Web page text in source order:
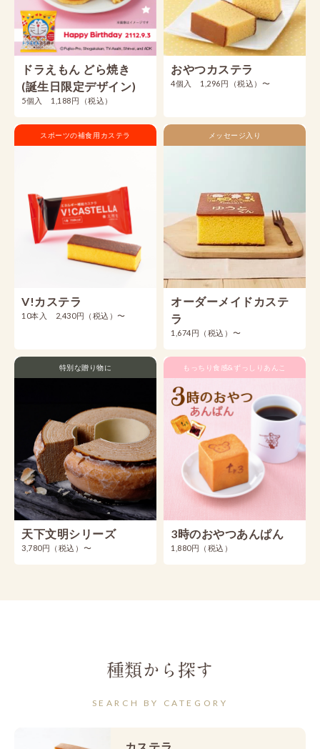
ドラえもん どら焼き
(誕生日限定デザイン)
5個入 1,188円（税込）
おやつカステラ
4個入 1,296円（税込）〜
スポーツの補食用カステラ
V!カステラ
10本入 2,430円（税込）〜
メッセージ入り
オーダーメイドカステ
ラ
1,674円（税込）〜
特別な贈り物に
天下文明シリーズ
3,780円（税込）〜
もっちり食感&ずっしりあんこ
3時のおやつあんぱん
1,880円（税込）
種類から探す
SEARCH BY CATEGORY